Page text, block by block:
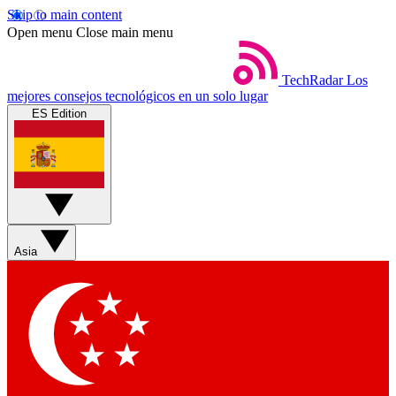
Skip to main content
Open menu Close main menu
TechRadar Los
mejores consejos tecnológicos en un solo lugar
ES Edition
Asia